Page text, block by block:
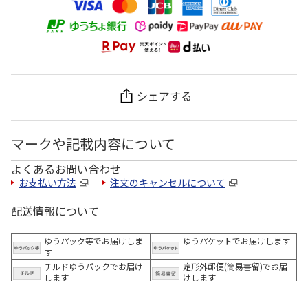
シェアする
マークや記載内容について
よくあるお問い合わせ
お支払い方法 注文のキャンセルについて
配送情報について
ゆうパック等でお届けしま
す
ゆうパケットでお届けします
チルドゆうパックでお届け
します
定形外郵便(簡易書留)でお届
けします